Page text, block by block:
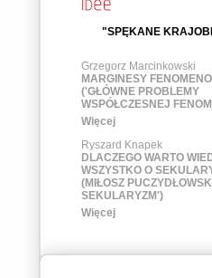
"SPĘKANE
Grzegorz Marcinkowski
MARGINESY
('GŁÓWNE PROBLEMY
WSPÓŁCZESNEJ
Więcej
Ryszard Knapek
DLACZEGO WARTO
WSZYSTKO O
(MIŁOSZ
SEKULARYZM')
Więcej